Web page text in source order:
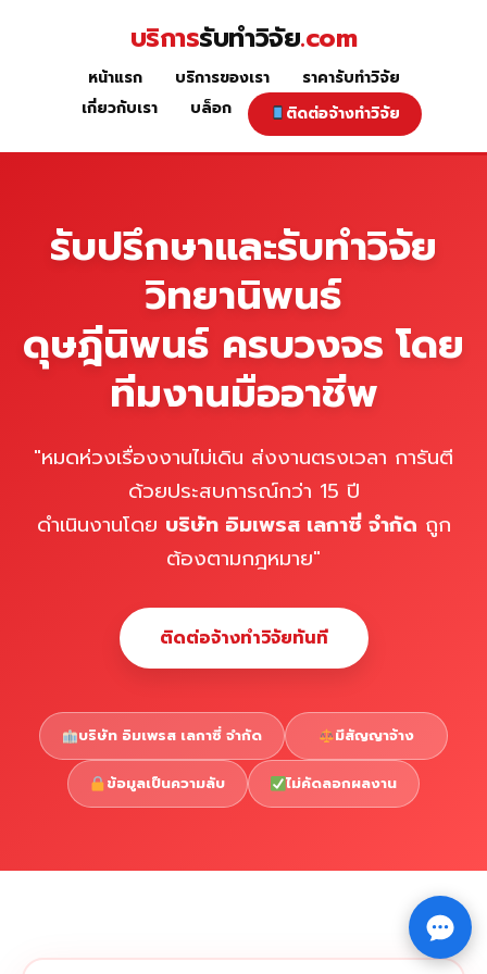
หน้าแรก
Copyright © 2026 รับทำวิจัย รับทำวิทยานิพนธ์ รับทำ⇧
บริการรับทำวิจัย.com
หน้าแรก บริการของเรา
ราคารับทำวิจัย
เกี่ยวกับเรา
บล็อก ติดต่อจ้างทำวิจัย
รับปรึกษาและรับทำวิจัย
วิทยานิพนธ์
ดุษฎีนิพนธ์ ครบวงจร โดย
ทีมงานมืออาชีพ
"หมดห่วงเรื่องงานไม่เดิน ส่งงานตรงเวลา การันตี
ด้วยประสบการณ์กว่า 15 ปี
ดำเนินงานโดย บริษัท อิมเพรส เลกาซี่ จำกัด ถูก
ต้องตามกฎหมาย"
ติดต่อจ้างทำวิจัยทันที
บริษัท อิมเพรส เลกาซี่ จำกัด มีสัญญาจ้าง
ข้อมูลเป็นความลับ ไม่คัดลอกผลงาน